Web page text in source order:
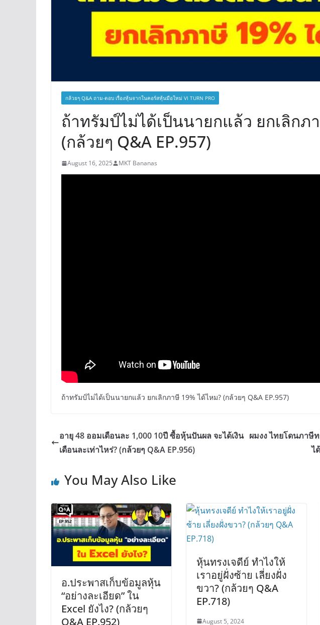
กล้วยๆ Q&A ถาม-ตอบ เรื่องหุ้นจากในคอร์สหุ้นมือใหม่ VI TURN PRO
ถ้าทรัมป์ไม่ได้เป็นนายกแล้ว ยกเลิกภ
(กล้วยๆ Q&A EP.957)
August 16, 2025 MKT Bananas
ถ้าทรัมป์ไม่ได้เป็นนายกแล้ว ยกเลิกภาษี 19% ได้ไหม? (กล้วยๆ Q&A EP.957)
อายุ 48 ออมเดือนละ 1,000 10ปี ซื้อหุ้นปันผล จะได้เงิน
เดือนละเท่าไหร่? (กล้วยๆ Q&A EP.956)
ผมงง ไทยโดนภาษี
ไ
You May Also Like
อ.ประพาสเก็บข้อมูลหุ้น
“อย่างละเอียด” ใน
Excel ยังไง? (กล้วยๆ
Q&A EP.952)
หุ้นทรงเจดีย์ ทำไงให้
เราอยู่ฝั่งซ้าย เลี่ยงฝั่ง
ขวา? (กล้วยๆ Q&A
EP.718)
August 5, 2024